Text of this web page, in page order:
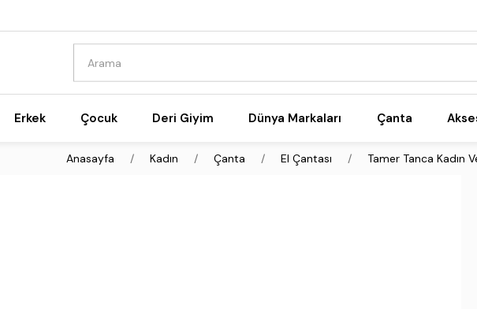
Erkek Çocuk Deri Giyim Dünya Markaları Çanta
Anasayfa Kadın Çanta El Çantası Tamer Tanca Kadın